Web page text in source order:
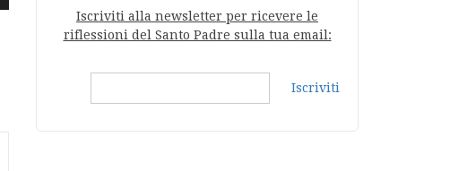
Iscriviti alla newsletter per ricevere le
riflessioni del Santo Padre sulla tua email:
Iscriviti